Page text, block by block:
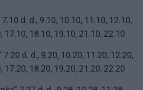
d. d., 9.10, 10.10, 11.10, 12.10,
17.10, 18.10, 19.10, 21.10, 22.10
d. d., 9.20, 10.20, 11.20, 12.20,
17.20, 18.20, 19.20, 21.20, 22.20